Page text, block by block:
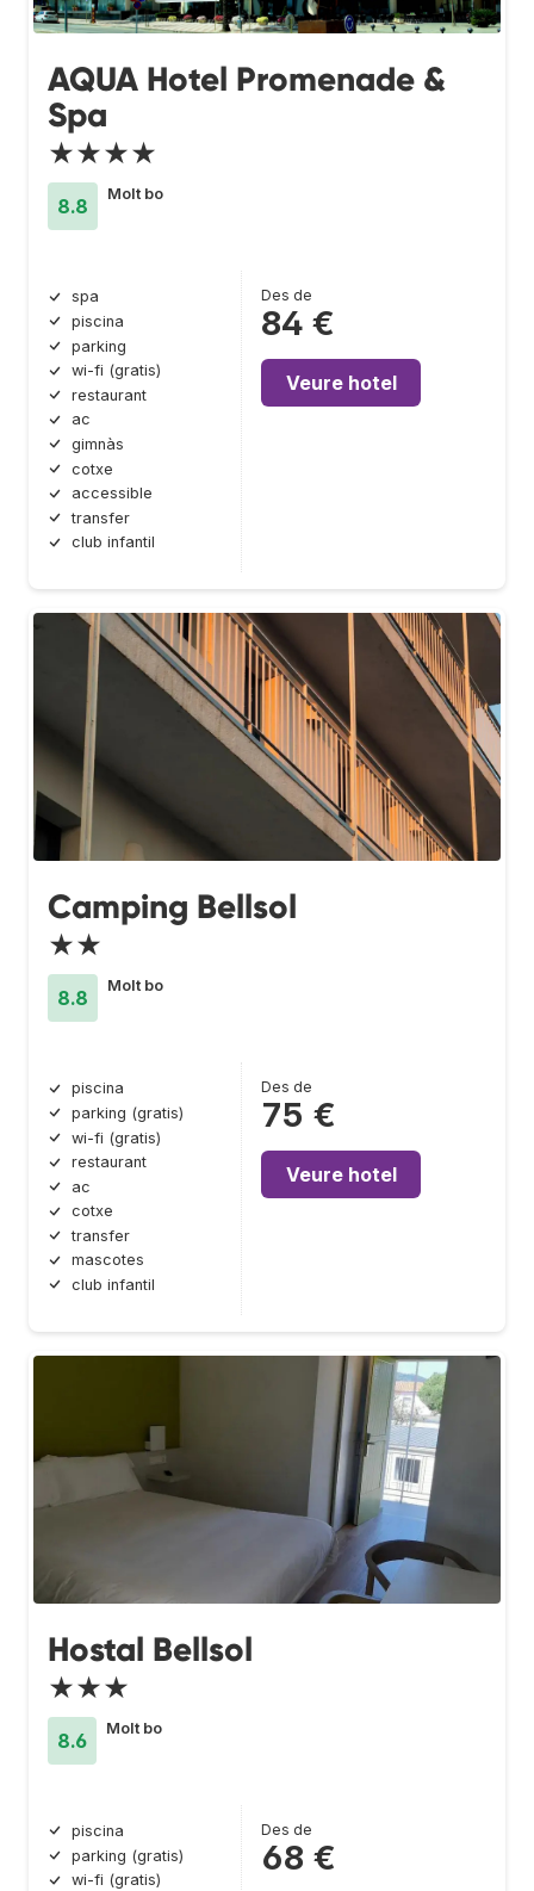
AQUA Hotel Promenade &
Spa
★★★★
8.8
Molt bo
spa
piscina
parking
wi-fi (gratis)
restaurant
ac
gimnàs
cotxe
accessible
transfer
club infantil
Des de
84 €
Veure hotel
Camping Bellsol
★★
8.8
Molt bo
piscina
parking (gratis)
wi-fi (gratis)
restaurant
ac
cotxe
transfer
mascotes
club infantil
Des de
75 €
Veure hotel
Hostal Bellsol
★★★
8.6
Molt bo
piscina
parking (gratis)
wi-fi (gratis)
Des de
68 €